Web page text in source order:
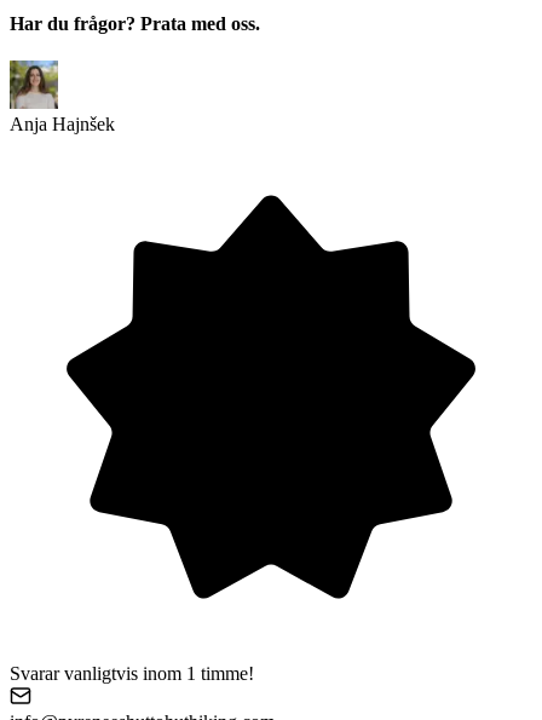
Har du frågor? Prata med oss.
Anja Hajnšek
Svarar vanligtvis inom 1 timme!